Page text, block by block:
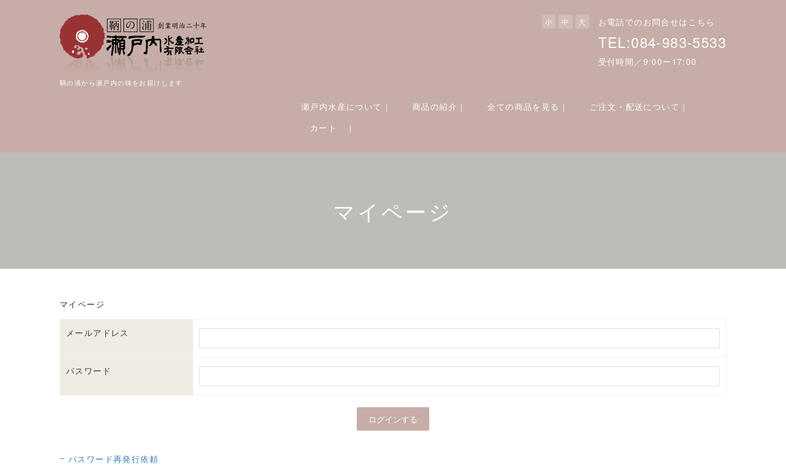
鞆の浦から瀬戸内の味をお届けします
お電話でのお問合せはこちら
TEL:084-983-5533
受付時間／9:00ー17:00
小 中 大
瀬戸内水産について｜ 商品の紹介｜ 全ての商品を見る｜
ご注文・配送について｜
カート ｜
マイページ
マイページ
メールアドレス
パスワード
パスワード再発行依頼